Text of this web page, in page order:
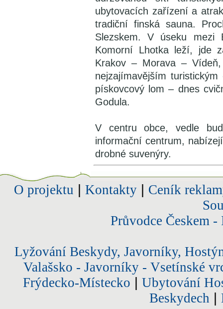
ubytovacích zařízení a
tradiční finská sauna.
Slezskem. V úseku mezi
Komorní Lhotka leží, jde
Krakov – Morava –
nejzajímavějším
pískovcový lom – dnes
Godula.
V centru obce, vedle
informační centrum,
drobné suvenýry.
O projektu Kontakty| Ceník
Průvodce Českem
Lyžování Beskydy, Javorníky,
Valašsko - Javorníky - Vsetínské
Frýdecko-Místecko
Ubytování
Beskydech